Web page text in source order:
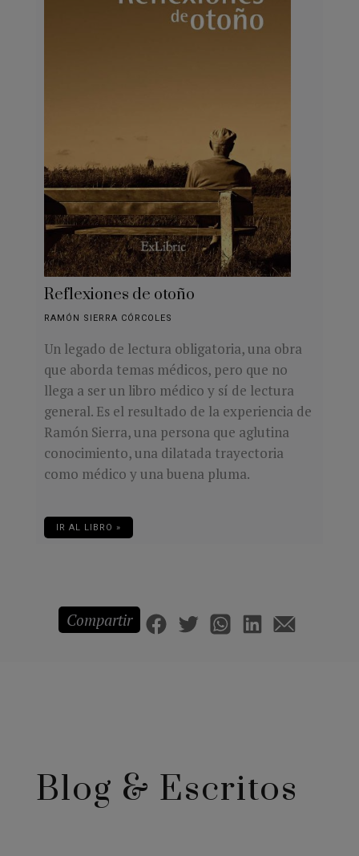
Reflexiones de otoño
RAMÓN SIERRA CÓRCOLES
Un legado de lectura obligatoria, una obra
que aborda temas médicos, pero que no
llega a ser un libro médico y sí de lectura
general. Es el resultado de la experiencia de
Ramón Sierra, una persona que aglutina
conocimiento, una dilatada trayectoria
como médico y una buena pluma.
IR AL LIBRO »
Compartir
Blog & Escritos